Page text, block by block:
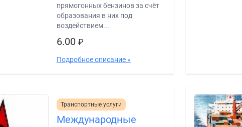
прямогонных бензинов за счёт
образования в них под
воздействием...
6.00 ₽
Подробное описание »
Транспортные услуги
Международные